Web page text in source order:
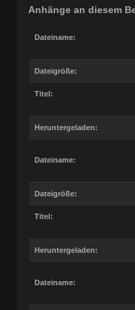
Anhänge an diesem
Dateiname:
Dateigröße:
Titel:
Heruntergeladen:
Dateiname:
Dateigröße:
Titel:
Heruntergeladen:
Dateiname: